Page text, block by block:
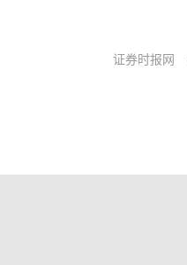
证券时报网